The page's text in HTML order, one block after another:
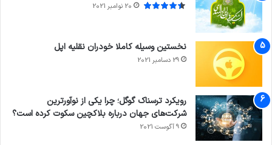
20 نوامبر 2021
نخستین وسیله کاملا خودران نقلیه اپل
29 دسامبر 2021
رویکرد ترسناک گوگل؛ چرا یکی از نوآورترین
شرکت‌های جهان درباره بلاکچین سکوت کرده است؟
9 آگوست 2021